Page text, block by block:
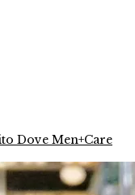
Dove Men+Care